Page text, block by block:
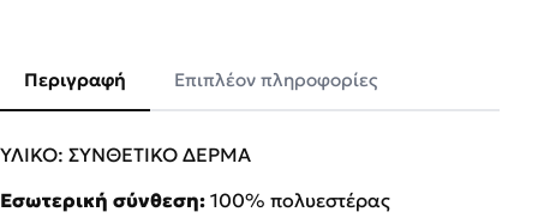
Περιγραφή Επιπλέον πληροφορίες
ΥΛΙΚΟ: ΣΥΝΘΕΤΙΚΟ ΔΕΡΜΑ
Εσωτερική σύνθεση: 100% πολυεστέρας